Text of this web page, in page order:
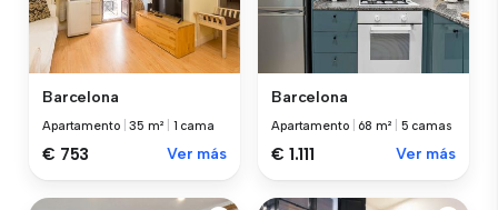
Barcelona
Apartamento |35 m² 1 cama
€ 753 Ver más
Barcelona
Apartamento 68 m² 5 camas
€ 1.111 Ver más